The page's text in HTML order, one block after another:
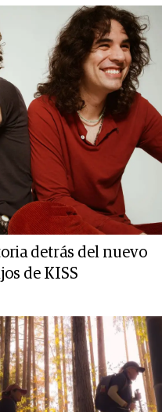
detrás del nuevo
de KISS